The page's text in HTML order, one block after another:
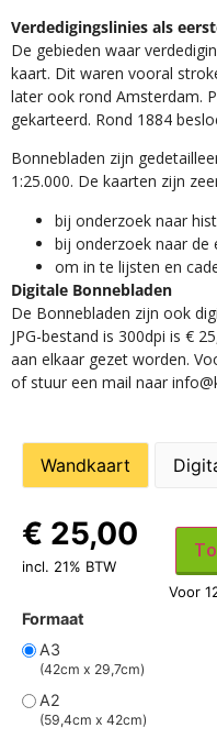
Verdedigingslinies als
De gebieden waar
kaart. Dit waren vooral
later ook rond Amsterdam.
gekarteerd. Rond 1884
Bonnebladen zijn
1:25.000. De kaarten zijn
​bij onderzoek naar
bij onderzoek naar de
om in te lijsten en
Digitale Bonnebladen
De Bonnebladen zijn ook
JPG-bestand is 300dpi is €
aan elkaar gezet worden.
of stuur een mail naar
Wandkaart
Formaat
A3
(42cm x 29,7cm)
A2
(59,4cm x 42cm)
€ 25,00
incl. 21% BTW